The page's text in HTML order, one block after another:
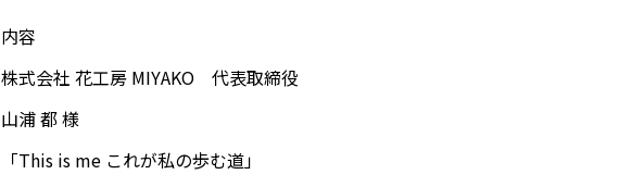
内容
株式会社 花工房 MIYAKO 代表取締役
山浦 都 様
「This is me これが私の歩む道」